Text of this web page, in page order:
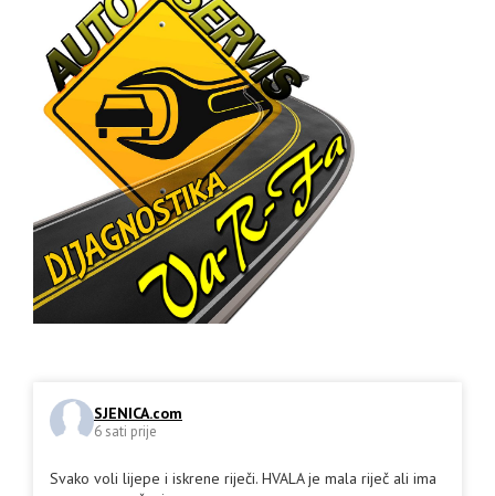
SJENICA.com
6 sati prije
Svako voli lijepe i iskrene riječi. HVALA je mala riječ ali ima